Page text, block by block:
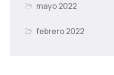
mayo 2022
febrero 2022